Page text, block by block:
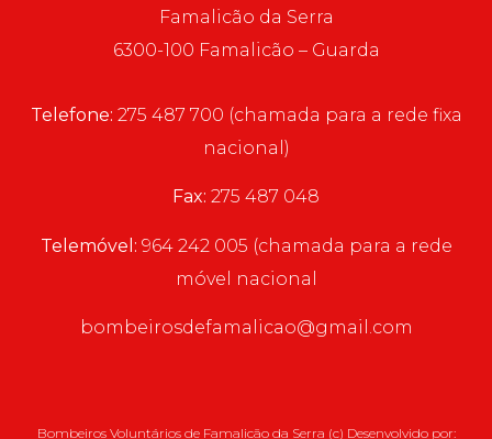
Famalicão da Serra
6300-100 Famalicão – Guarda
Telefone: 275 487 700 (chamada para a rede fixa
nacional)
Fax: 275 487 048
Telemóvel: 964 242 005 (chamada para a rede
móvel nacional
bombeirosdefamalicao@gmail.com
Bombeiros Voluntários de Famalicão da Serra (c) Desenvolvido por: